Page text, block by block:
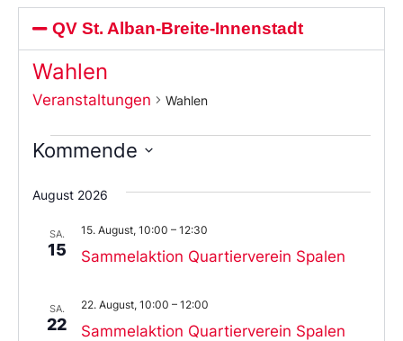
QV St. Alban-Breite-Innenstadt
Wahlen
Veranstaltungen Wahlen
Kommende
Sie
das
aus.
August 2026
SA.
15 Sammelaktion Quartierverein Spalen
15. August, 10:00 – 12:30
SA.
22 Sammelaktion Quartierverein Spalen
22. August, 10:00 – 12:00